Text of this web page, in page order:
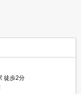
徒歩2分